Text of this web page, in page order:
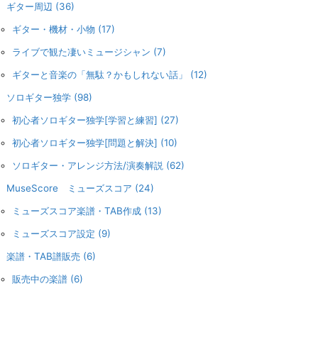
ギター周辺 (36)
ギター・機材・小物 (17)
ライブで観た凄いミュージシャン (7)
ギターと音楽の「無駄？かもしれない話」 (12)
ソロギター独学 (98)
初心者ソロギター独学[学習と練習] (27)
初心者ソロギター独学[問題と解決] (10)
ソロギター・アレンジ方法/演奏解説 (62)
MuseScore ミューズスコア (24)
ミューズスコア楽譜・TAB作成 (13)
ミューズスコア設定 (9)
楽譜・TAB譜販売 (6)
販売中の楽譜 (6)